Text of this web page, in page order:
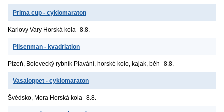
Prima cup - cyklomaraton
Karlovy Vary Horská kola 8.8.
Pilsenman - kvadriatlon
Plzeň, Bolevecký rybník Plavání, horské kolo, kajak, běh 8.8.
Vasaloppet - cyklomaraton
Švédsko, Mora Horská kola 8.8.